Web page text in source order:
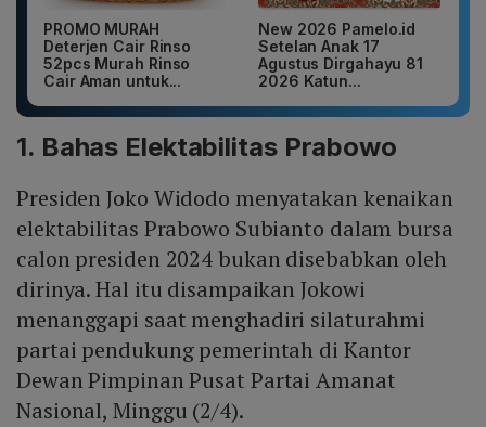
PROMO MURAH
Deterjen Cair Rinso
52pcs Murah Rinso
Cair Aman untuk...
New 2026 Pamelo.id
Setelan Anak 17
Agustus Dirgahayu 81
2026 Katun...
1. Bahas Elektabilitas Prabowo
Presiden Joko Widodo menyatakan kenaikan
elektabilitas Prabowo Subianto dalam bursa
calon presiden 2024 bukan disebabkan oleh
dirinya. Hal itu disampaikan Jokowi
menanggapi saat menghadiri silaturahmi
partai pendukung pemerintah di Kantor
Dewan Pimpinan Pusat Partai Amanat
Nasional, Minggu (2/4).